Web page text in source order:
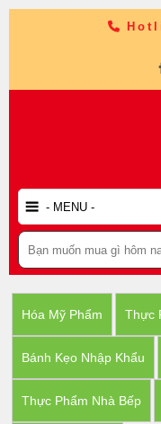
Hóa Mỹ Phẩm Thực
Bánh Kẹo Nhập Khẩu
Thực Phẩm Nhà Bếp